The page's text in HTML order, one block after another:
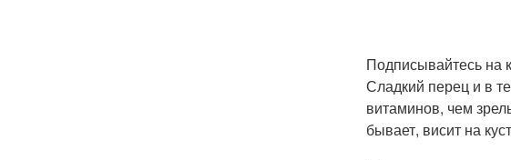
Подписывайтесь на
Сладкий перец и в
витаминов, чем
бывает, висит на